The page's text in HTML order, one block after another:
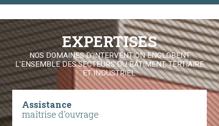
EXPERTISES
NOS DOMAINES D'INTERVENTION ENGLOBENT
L’ENSEMBLE DES SECTEURS DU BÂTIMENT, TERTIAIRE
ET INDUSTRIEL.
Assistance
maîtrise d'ouvrage